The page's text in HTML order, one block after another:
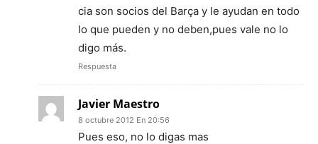
cia son socios del Barça y le ayudan en todo
lo que pueden y no deben,pues vale no lo
digo más.
Respuesta
Javier Maestro
8 octubre 2012 En 20:56
Pues eso, no lo digas mas